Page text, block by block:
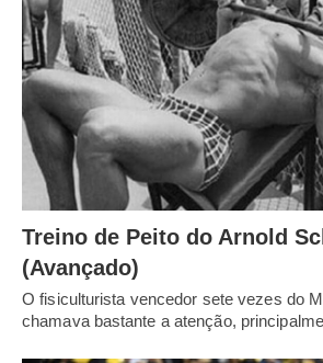
Treino de Peito do Arnold
(Avançado)
O fisiculturista vencedor sete vezes do
chamava bastante a atenção,